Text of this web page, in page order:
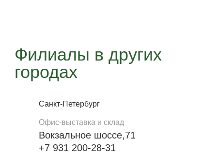
Филиалы в других
городах
Санкт-Петербург
Офис-выставка и склад
Вокзальное шоссе,71
+7 931 200-28-31